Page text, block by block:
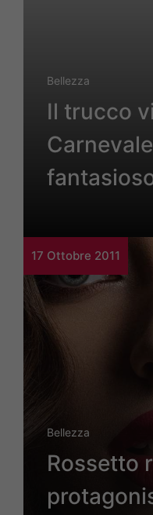
Bellezza
Il trucco
17 Ottobre 2011
Bellezza
Rossetto